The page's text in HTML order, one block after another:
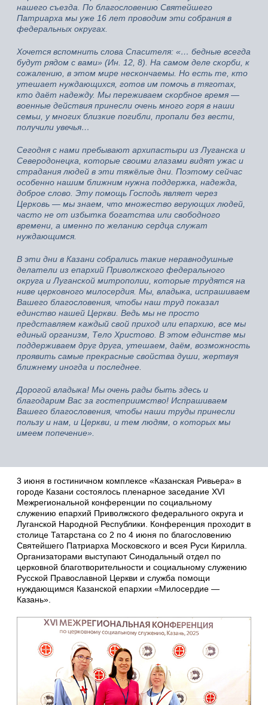
нашего съезда. По благословению Святейшего
Патриарха мы уже 16 лет проводим эти собрания в
федеральных округах.
Хочется вспомнить слова Спасителя: «… бедные всегда
будут рядом с вами» (Ин. 12, 8). На самом деле скорби, к
сожалению, в этом мире нескончаемы. Но есть те, кто
утешает нуждающихся, готов им помочь в тяготах,
кто даёт надежду. Мы переживаем скорбное время —
военные действия принесли очень много горя в наши
семьи, у многих близкие погибли, пропали без вести,
получили увечья…
Сегодня с нами пребывают архипастыри из Луганска и
Северодонецка, которые своими глазами видят ужас и
страдания людей в эти тяжёлые дни. Поэтому сейчас
особенно нашим ближним нужна поддержка, надежда,
доброе слово. Эту помощь Господь являет через
Церковь — мы знаем, что множество верующих людей,
часто не от избытка богатства или свободного
времени, а именно по желанию сердца служат
нуждающимся.
В эти дни в Казани собрались такие неравнодушные
делатели из епархий Приволжского федерального
округа и Луганской митрополии, которые трудятся на
ниве церковного милосердия. Мы, владыка, испрашиваем
Вашего благословения, чтобы наш труд показал
единство нашей Церкви. Ведь мы не просто
представляем каждый свой приход или епархию, все мы
единый организм, Тело Христово. В этом единстве мы
поддерживаем друг друга, утешаем, даём, возможность
проявить самые прекрасные свойства души, жертвуя
ближнему иногда и последнее.
Дорогой владыка! Мы очень рады быть здесь и
благодарим Вас за гостеприимство! Испрашиваем
Вашего благословения, чтобы наши труды принесли
пользу и нам, и Церкви, и тем людям, о которых мы
имеем попечение».
3 июня в гостиничном комплексе «Казанская Ривьера» в
городе Казани состоялось пленарное заседание XVI
Межрегиональной конференции по социальному
служению епархий Приволжского федерального округа и
Луганской Народной Республики. Конференция проходит в
столице Татарстана со 2 по 4 июня по благословению
Святейшего Патриарха Московского и всея Руси Кирилла.
Организаторами выступают Синодальный отдел по
церковной благотворительности и социальному служению
Русской Православной Церкви и служба помощи
нуждающимся Казанской епархии «Милосердие —
Казань».